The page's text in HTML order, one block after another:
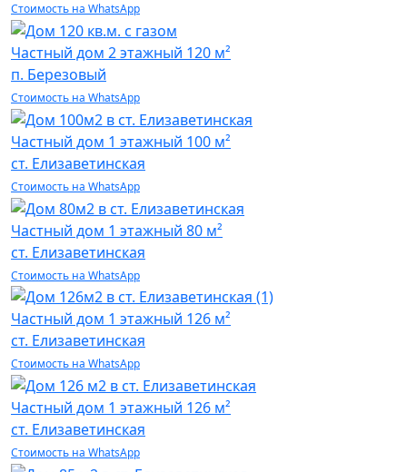
Стоимость на WhatsApp
Частный дом 2 этажный 120 м²
п. Березовый
Стоимость на WhatsApp
Частный дом 1 этажный 100 м²
ст. Елизаветинская
Стоимость на WhatsApp
Частный дом 1 этажный 80 м²
ст. Елизаветинская
Стоимость на WhatsApp
Частный дом 1 этажный 126 м²
ст. Елизаветинская
Стоимость на WhatsApp
Частный дом 1 этажный 126 м²
ст. Елизаветинская
Стоимость на WhatsApp